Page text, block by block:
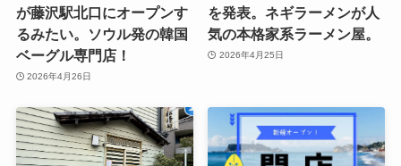
が藤沢駅北口にオープンす
るみたい。ソウル発の韓国
ベーグル専門店！
2026年4月26日
を発表。ネギラーメンが人
気の本格家系ラーメン屋。
2026年4月25日